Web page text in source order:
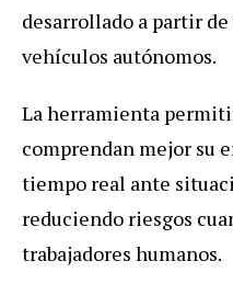
desarrollado a partir
vehículos autónomos.
La herramienta
comprendan mejor su
tiempo real ante
reduciendo riesgos
trabajadores humanos.